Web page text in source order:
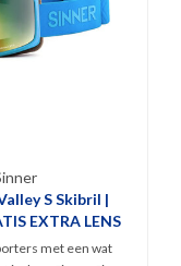
S Skibril |
EXTRA LENS
met een wat